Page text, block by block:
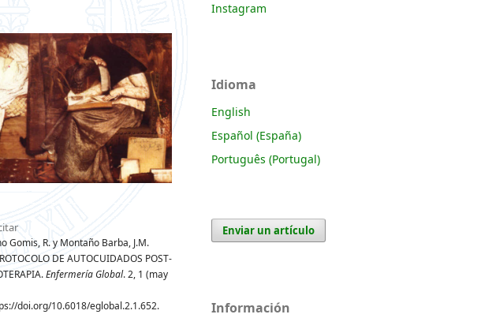
Gomis, R. y Montaño Barba, J.M.
DE AUTOCUIDADOS POST-
Enfermería Global. 2, 1 (may
doi.org/10.6018/eglobal.2.1.652.
Instagram
Idioma
English
Español (España)
Português (Portugal)
Enviar un artículo
Información